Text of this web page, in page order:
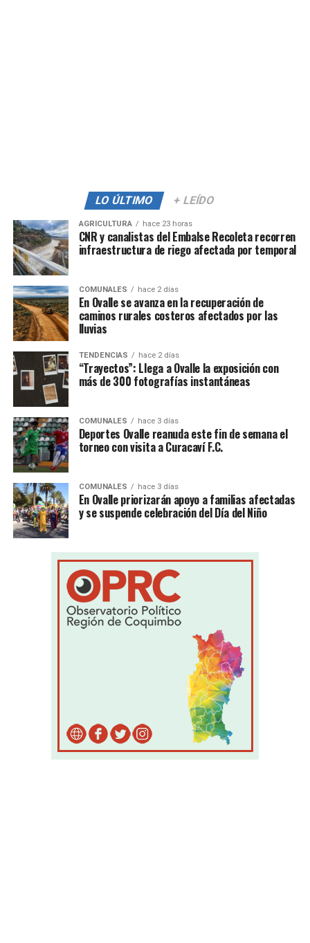
LO ÚLTIMO + LEÍDO
AGRICULTURA hace 23 horas
CNR y canalistas del Embalse Recoleta recorren
infraestructura de riego afectada por temporal
COMUNALES hace 2 días
En Ovalle se avanza en la recuperación de
caminos rurales costeros afectados por las
lluvias
TENDENCIAS hace 2 días
“Trayectos”: Llega a Ovalle la exposición con
más de 300 fotografías instantáneas
COMUNALES hace 3 días
Deportes Ovalle reanuda este fin de semana el
torneo con visita a Curacaví F.C.
COMUNALES hace 3 días
En Ovalle priorizarán apoyo a familias afectadas
y se suspende celebración del Día del Niño